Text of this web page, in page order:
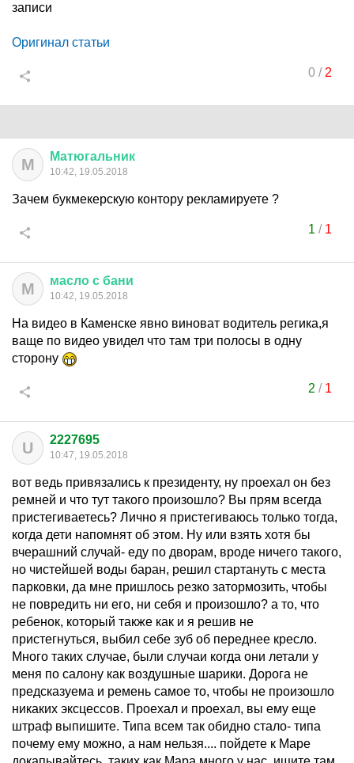
записи
Оригинал статьи
0/ 2
М Матюгальник
10:42, 19.05.2018
Зачем букмекерскую контору рекламируете ?
1 / 1
М масло с бани
10:42, 19.05.2018
На видео в Каменске явно виноват водитель регика,я
ваще по видео увидел что там три полосы в одну
сторону
2 / 1
U 2227695
10:47, 19.05.2018
вот ведь привязались к президенту, ну проехал он без
ремней и что тут такого произошло? Вы прям всегда
пристегиваетесь? Лично я пристегиваюсь только тогда,
когда дети напомнят об этом. Ну или взять хотя бы
вчерашний случай- еду по дворам, вроде ничего такого,
но чистейшей воды баран, решил стартануть с места
парковки, да мне пришлось резко затормозить, чтобы
не повредить ни его, ни себя и произошло? а то, что
ребенок, который также как и я решив не
пристегнуться, выбил себе зуб об переднее кресло.
Много таких случае, были случаи когда они летали у
меня по салону как воздушные шарики. Дорога не
предсказуема и ремень самое то, чтобы не произошло
никаких эксцессов. Проехал и проехал, вы ему еще
штраф выпишите. Типа всем так обидно стало- типа
почему ему можно, а нам нельзя.... пойдете к Маре